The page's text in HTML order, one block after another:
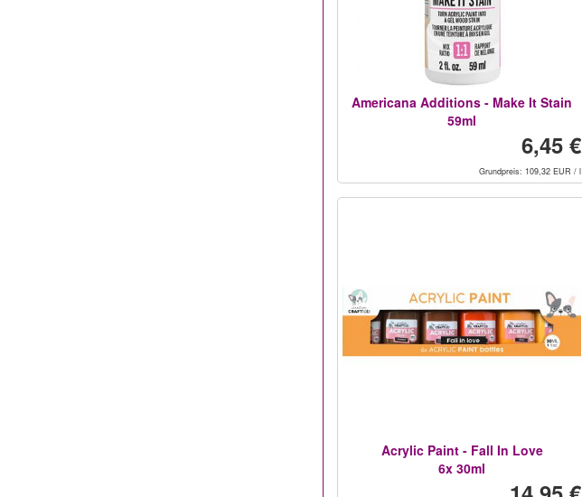
Americana Additions - Make It Stain
59ml
6,45 €
Grundpreis: 109,32 EUR / l
Acrylic Paint - Fall In Love
6x 30ml